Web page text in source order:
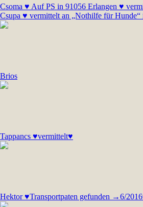
Csoma ♥ Auf PS in 91056 Erlangen ♥
Csupa ♥ vermittelt an „Nothilfe für Hunde“
Brios
Tappancs ♥vermittelt♥
Hektor ♥Transportpaten gefunden →6/